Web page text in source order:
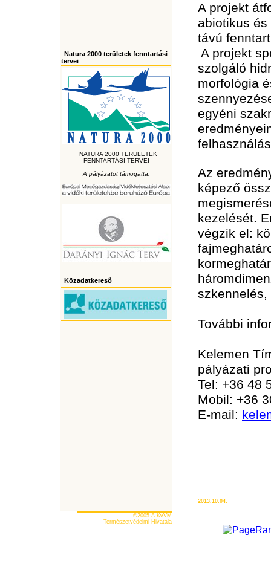
Natura 2000 területek fenntartási
tervei
NATURA 2000 TERÜLETEK
FENNTARTÁSI TERVEI
A pályázatot támogatta:
Közadatkereső
A projekt
abiotikus
távú
A projekt
szolgáló
morfológia
egyéni
Az
képező
kezelését.
végzik el:
További
Kelemen
pályázati
Tel: +36 48
Mobil: +36
E-mail:
2013.10.04.
©2005 A KvVM
Természetvédelmi Hivatala